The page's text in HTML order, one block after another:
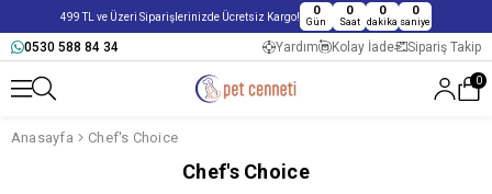
499 TL ve Üzeri Siparişlerinizde Ücretsiz Kargo! 0
Gün
0
Saat
0
dakika
0
saniye
0530 588 84 34 Yardım Kolay İade Sipariş Takip
0
Anasayfa Chef's Choice
Chef's Choice